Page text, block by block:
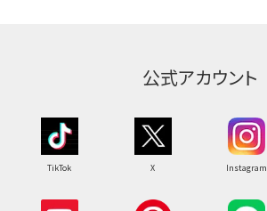
公式アカウント
TikTok X Instagram